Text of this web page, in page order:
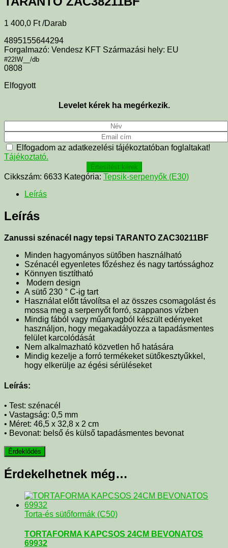
1 400,0 Ft /Darab
4895155644294
Forgalmazó: Vendesz KFT Származási hely: EU
#22IW__/db
0808
Elfogyott
Levelet kérek ha megérkezik.
Elfogadom az adatkezelési tájékoztatóban foglaltakat!
Tájékoztató.
Értesítést kérek
Cikkszám: 6633 Kategória: Tepsik-serpenyők (E30)
Leírás
Leírás
Zanussi szénacél nagy tepsi TARANTO ZAC30211BF
Minden hagyományos sütőben használható
Szénacél egyenletes főzéshez és nagy tartóssághoz
Könnyen tisztítható
Modern design
A sütő 230 ° C-ig tart
Használat előtt távolítsa el az összes csomagolást és
mossa meg a serpenyőt forró, szappanos vízben
Mindig fából vagy műanyagból készült edényeket
használjon, hogy megakadályozza a tapadásmentes
felület karcolódását
Nem alkalmazható közvetlen hő hatására
Mindig kezelje a forró termékeket sütőkesztyűkkel,
hogy elkerülje az égési sérüléseket
Leírás:
• Test: szénacél
• Vastagság: 0,5 mm
• Méret: 46,5 x 32,8 x 2 cm
• Bevonat: belső és külső tapadásmentes bevonat
Érdekelhetnek még…
Torta-és sütőformák (C50)
TORTAFORMA KAPCSOS 24CM BEVONATOS
69932